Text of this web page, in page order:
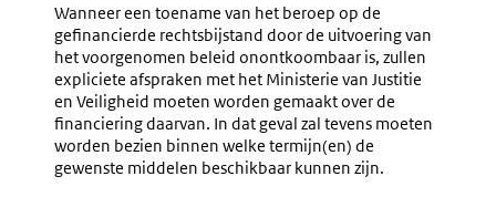
Wanneer een toename van het beroep op de
gefinancierde rechtsbijstand door de uitvoering van
het voorgenomen beleid onontkoombaar is, zullen
expliciete afspraken met het Ministerie van Justitie
en Veiligheid moeten worden gemaakt over de
financiering daarvan. In dat geval zal tevens moeten
worden bezien binnen welke termijn(en) de
gewenste middelen beschikbaar kunnen zijn.